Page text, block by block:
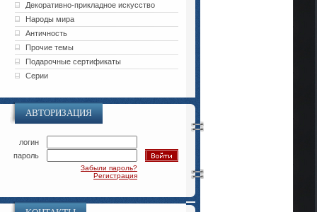
Декоративно-прикладное искусство
Народы мира
Античность
Прочие темы
Подарочные сертификаты
Серии
АВТОРИЗАЦИЯ
логин
пароль
Забыли пароль?
Регистрация